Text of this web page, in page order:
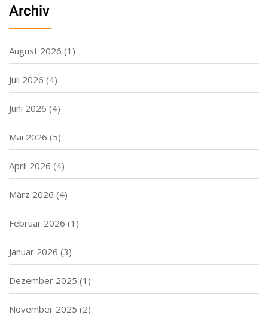
Archiv
August 2026 (1)
Juli 2026 (4)
Juni 2026 (4)
Mai 2026 (5)
April 2026 (4)
März 2026 (4)
Februar 2026 (1)
Januar 2026 (3)
Dezember 2025 (1)
November 2025 (2)